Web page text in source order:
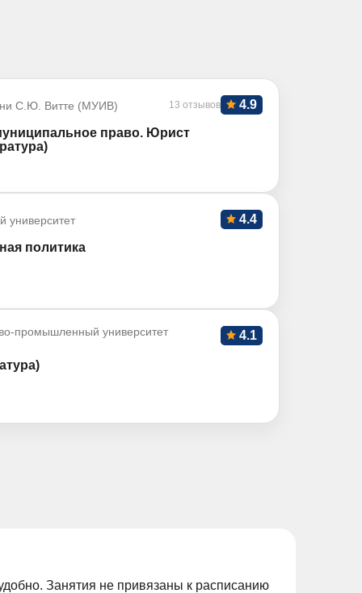
С.Ю. Витте (МУИВ) 13 отзывов 4.9
право. Юрист
университет 4.4
политика
промышленный университет
4.1
Занятия не привязаны к расписанию